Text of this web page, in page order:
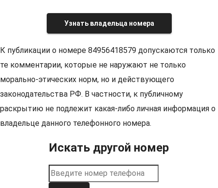
Узнать владельца номера
К публикации о номере 84956418579 допускаются только
те комментарии, которые не наружают не только
морально-этических норм, но и действующего
законодательства РФ. В частности, к публичному
раскрытию не подлежит какая-либо личная информация о
владельце данного телефонного номера.
Искать другой номер